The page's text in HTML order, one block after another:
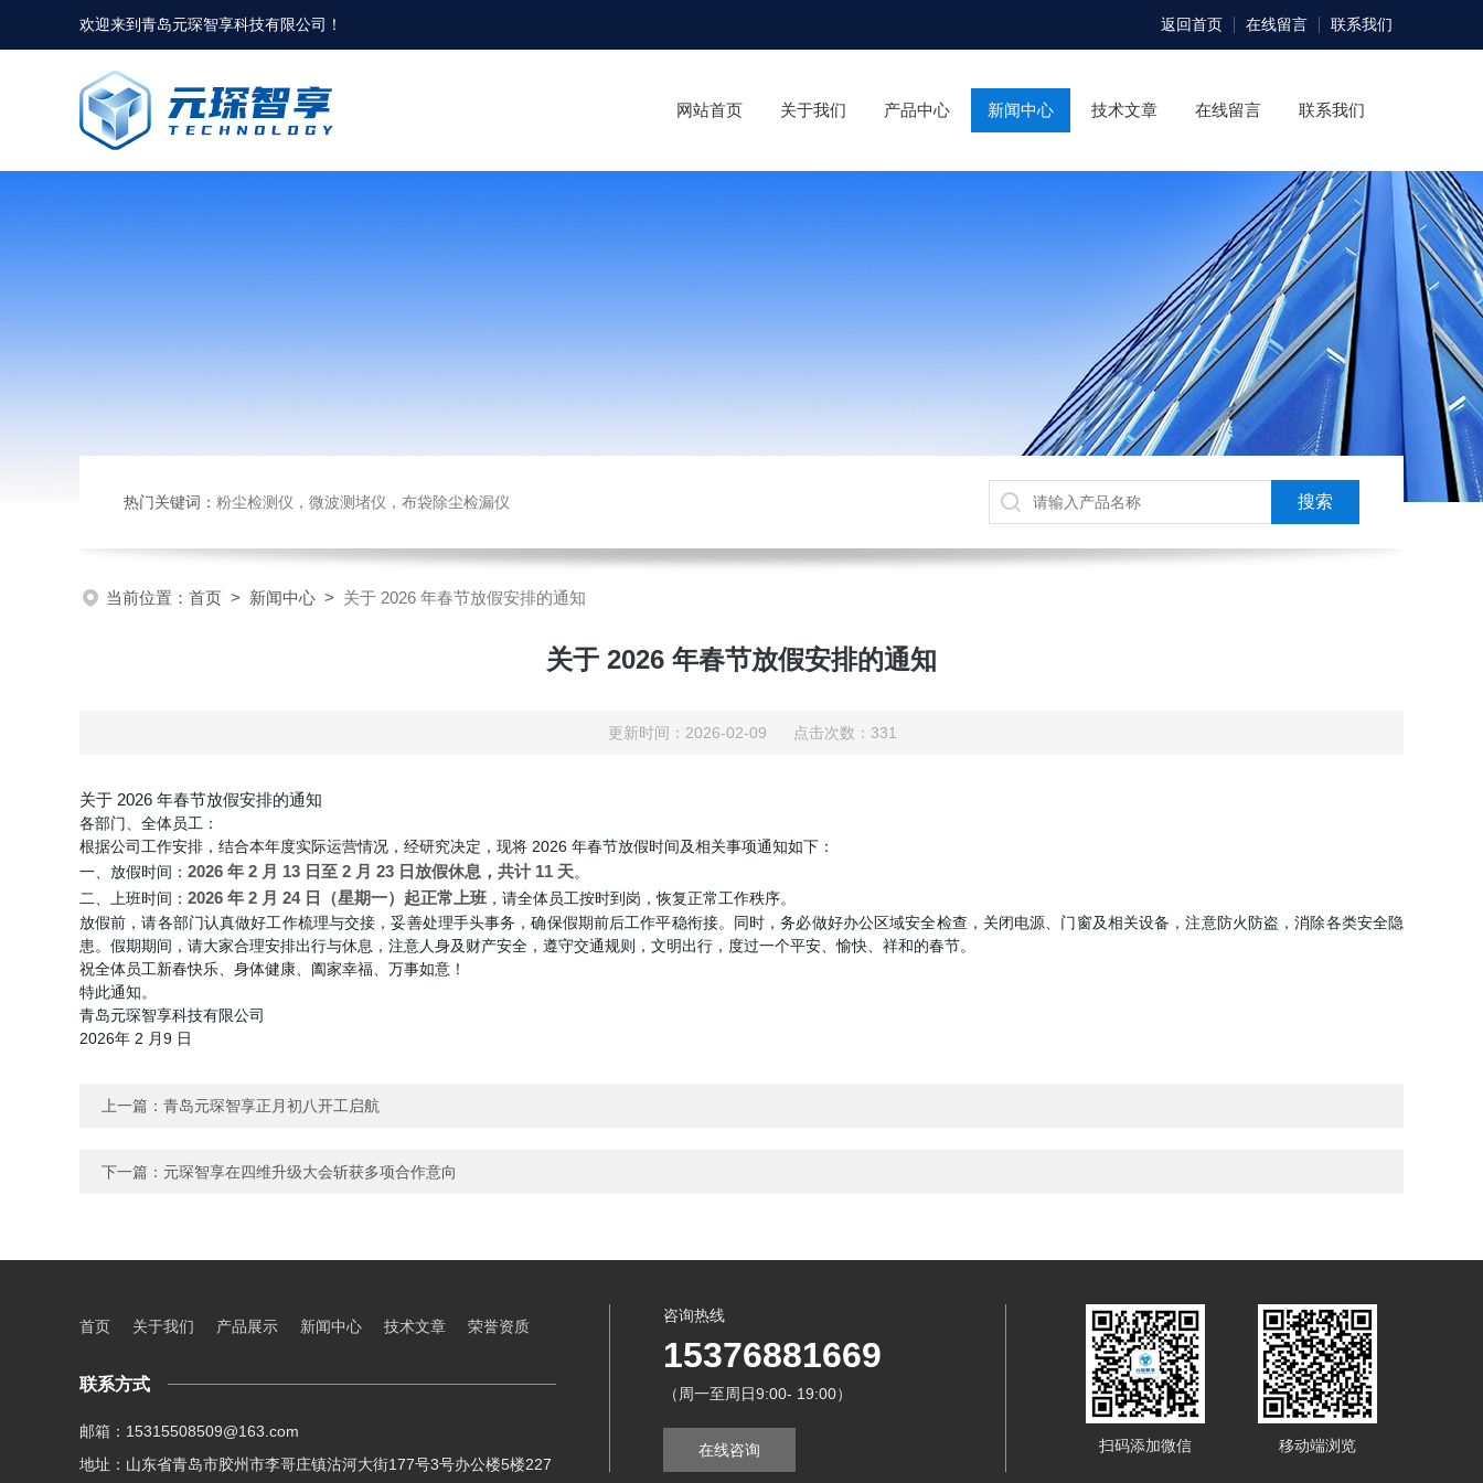
欢迎来到青岛元琛智享科技有限公司 ！ 返回首页 在线留言 联系我们
网站首页 关于我们 产品中心 新闻中心 技术文章 在线留言 联系我们
热门关键词： 粉尘检测仪，微波测堵仪，布袋除尘检漏仪
当前位置： 首页 > 新闻中心 > 关于 2026 年春节放假安排的通知
关于 2026 年春节放假安排的通知
更新时间：2026-02-09 点击次数：331
关于 2026 年春节放假安排的通知
各部门、全体员工：
根据公司工作安排，结合本年度实际运营情况，经研究决定，现将 2026 年春节放假时间及相关事项通知如下：
一、放假时间： 2026 年 2 月 13 日至 2 月 23 日放假休息，共计 11 天。
二、上班时间： 2026 年 2 月 24 日（星期一）起正常上班 ，请全体员工按时到岗，恢复正常工作秩序。
放假前，请各部门认真做好工作梳理与交接，妥善处理手头事务，确保假期前后工作平稳衔接。同时，务必做好办公区域安全检查，关闭电源、门窗及相关设备，注意防火防盗，消除各类安全隐
患。假期期间，请大家合理安排出行与休息，注意人身及财产安全，遵守交通规则，文明出行，度过一个平安、愉快、祥和的春节。
祝全体员工新春快乐、身体健康、阖家幸福、万事如意！
特此通知。
青岛元琛智享科技有限公司
2026年 2 月9 日
上一篇： 青岛元琛智享正月初八开工启航
下一篇： 元琛智享在四维升级大会斩获多项合作意向
首页 关于我们 产品展示 新闻中心 技术文章 荣誉资质
联系方式
邮箱：15315508509@163.com
地址：山东省青岛市胶州市李哥庄镇沽河大街177号3号办公楼5楼227
咨询热线
15376881669
（周一至周日9:00- 19:00）
在线咨询 扫码添加微信 移动端浏览